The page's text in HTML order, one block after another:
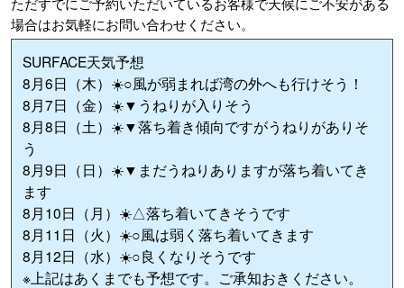
場合はお気軽にお問い合わせください。
SURFACE天気予想
8月6日（木）☀️○風が弱まれば湾の外へも行けそう！
8月7日（金）☀️▼うねりが入りそう
8月8日（土）☀️▼落ち着き傾向ですがうねりがありそ
う
8月9日（日）☀️▼まだうねりありますが落ち着いてき
ます
8月10日（月）☀️△落ち着いてきそうです
8月11日（火）☀️○風は弱く落ち着いてきます
8月12日（水）☀️○良くなりそうです
※上記はあくまでも予想です。ご承知おきください。